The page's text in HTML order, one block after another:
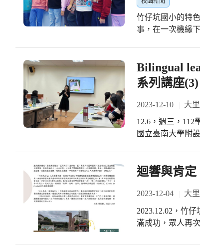
竹仔坑國小的特
事，在一次機緣
依照故事情節順
的姿態、表情及
語台詞，而且孩子
運動站「Move恆
子要到恆動館運
體操室的器材，
衡木上練習左右
子有更多的資源
Bilingual
系列講座(3)
2023-12-10 大
12.6，週三，112
國立臺南大學附
用語 雙語教學與
言都是很棒的資
反覆出現的句子
能自由切換為雙語教師。 Be an English User 讓英語教學
語教師抱持的教
迴響與肯
2023-12-04 大
2023.12.02，竹
滿成功，眾人再